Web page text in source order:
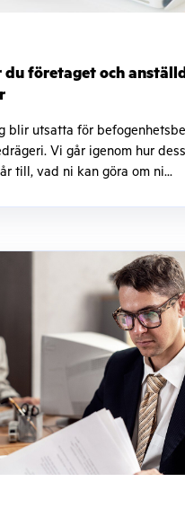
du företaget och
blir utsatta för
Vi går igenom hur
till, vad ni kan göra om ni...